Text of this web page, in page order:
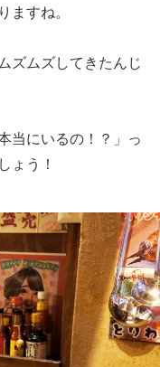
すね。
ズムズしてきたんじ
当にいるの！？」っ
ょう！